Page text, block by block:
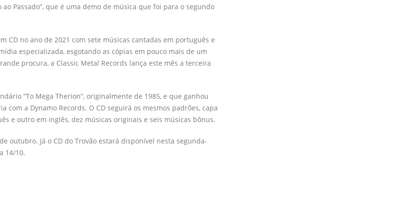
Passado”, que é uma demo de música que foi para o segundo
CD no ano de 2021 com sete músicas cantadas em português e
especializada, esgotando as cópias em pouco mais de um
procura, a Classic Metal Records lança este mês a terceira
“To Mega Therion”, originalmente de 1985, e que ganhou
a Dynamo Records. O CD seguirá os mesmos padrões, capa
e outro em inglês, dez músicas originais e seis músicas bônus.
outubro. Já o CD do Trovão estará disponível nesta segunda-
14/10.